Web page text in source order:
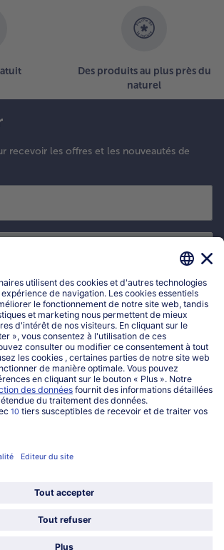
Des produits au plus près du
naturel
recevoir les offres et les nouveautés de
bofrost* afin de recevoir des offres exclusives,
recettes ainsi que toutes les actualités liées à nos
les informations sur la protection des données et
de vente bofrost*.
Sa: 9h - 13h